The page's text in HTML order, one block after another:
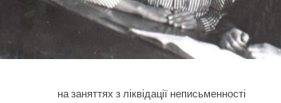
на заняттях з ліквідації неписьменності